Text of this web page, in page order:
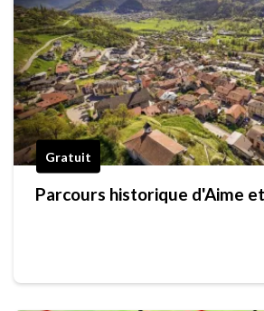
Gratuit
Parcours historique d'Aime